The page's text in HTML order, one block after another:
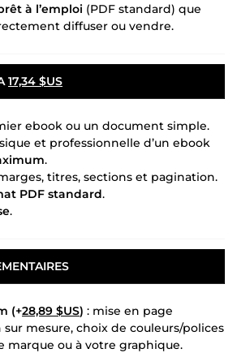
à l’emploi (PDF standard) que
diffuser ou vendre.
17,34 $US
ebook ou un document simple.
et professionnelle d’un ebook
.
titres, sections et pagination.
PDF standard.
.
(+28,89 $US) : mise en page
sur mesure, choix de couleurs/polices
marque ou à votre graphique.